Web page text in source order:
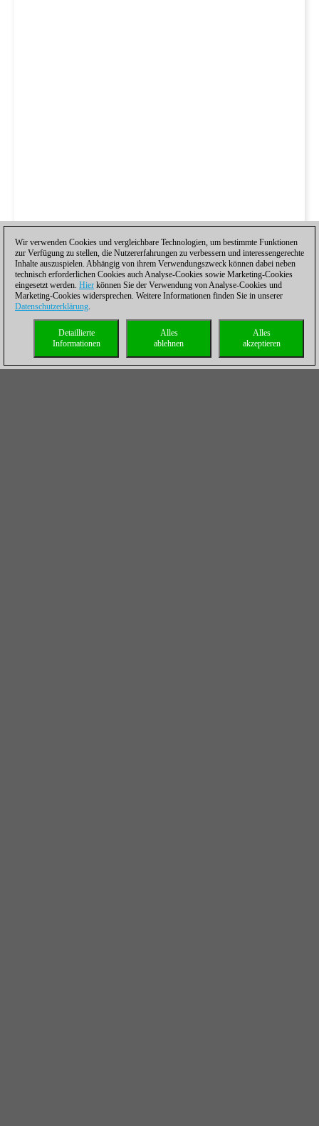
Wir verwenden Cookies und vergleichbare Technologien, um bestimmte Funktionen
zur Verfügung zu stellen, die Nutzererfahrungen zu verbessern und interessengerechte
Inhalte auszuspielen. Abhängig von ihrem Verwendungszweck können dabei neben
technisch erforderlichen Cookies auch Analyse-Cookies sowie Marketing-Cookies
eingesetzt werden. Hier können Sie der Verwendung von Analyse-Cookies und
Marketing-Cookies widersprechen. Weitere Informationen finden Sie in unserer
Datenschutzerklärung.
Alles
akzeptieren
Alles
ablehnen
Detaillierte
Informationen